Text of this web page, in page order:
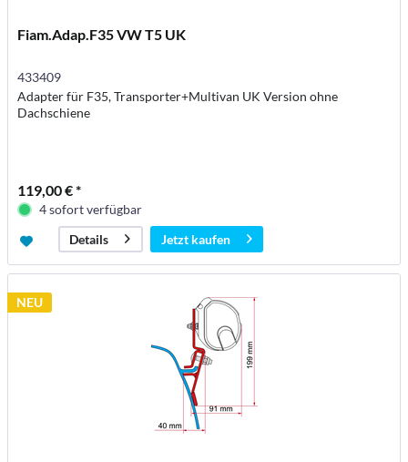
Fiam.Adap.F35 VW T5 UK
433409
Adapter für F35, Transporter+Multivan UK Version ohne
Dachschiene
119,00 € *
4 sofort verfügbar
Details
Jetzt kaufen
NEU